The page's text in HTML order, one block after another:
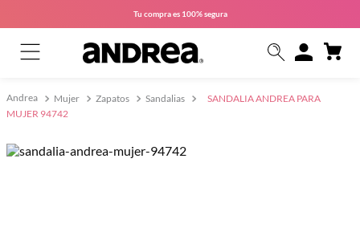
Tu compra es 100% segura
Mujer Zapatos Sandalias
SANDALIA ANDREA PARA
MUJER 94742